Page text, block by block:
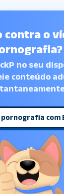
contra o
no seu
conteúdo
com